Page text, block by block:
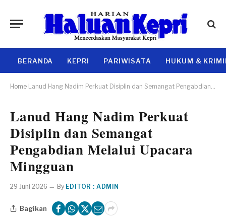
BERANDA KEPRI PARIWISATA HUKUM &
Home Lanud Hang Nadim Perkuat Disiplin dan Semangat Pengabdian Melalui Upacara Mingguan
Lanud Hang Nadim Perkuat
Disiplin dan Semangat
Pengabdian Melalui Upacara
Mingguan
29 Juni 2026 By EDITOR : ADMIN
Bagikan